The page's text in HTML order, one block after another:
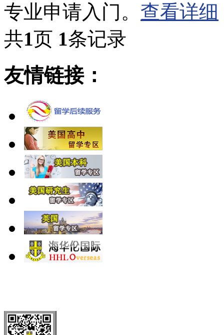
专业申请入门。 查看详细
共1页 1条记录
友情链接：